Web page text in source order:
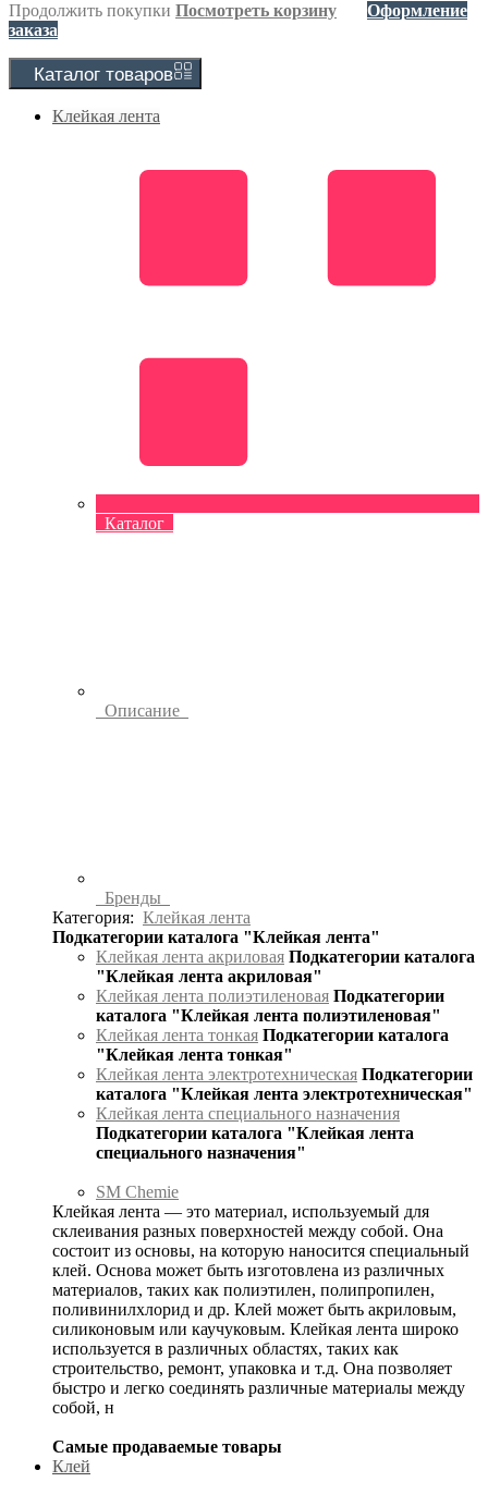
Продолжить покупки Посмотреть корзину
Оформление
заказа
Каталог товаров
Клейкая лента
Каталог
Описание
Бренды
Категория: Клейкая лента
Подкатегории каталога "Клейкая лента"
Клейкая лента акриловая Подкатегории каталога
"Клейкая лента акриловая"
Клейкая лента полиэтиленовая Подкатегории
каталога "Клейкая лента полиэтиленовая"
Клейкая лента тонкая Подкатегории каталога
"Клейкая лента тонкая"
Клейкая лента электротехническая Подкатегории
каталога "Клейкая лента электротехническая"
Клейкая лента специального назначения
Подкатегории каталога "Клейкая лента
специального назначения"
SM Chemie
Клейкая лента — это материал, используемый для
склеивания разных поверхностей между собой. Она
состоит из основы, на которую наносится специальный
клей. Основа может быть изготовлена из различных
материалов, таких как полиэтилен, полипропилен,
поливинилхлорид и др. Клей может быть акриловым,
силиконовым или каучуковым. Клейкая лента широко
используется в различных областях, таких как
строительство, ремонт, упаковка и т.д. Она позволяет
быстро и легко соединять различные материалы между
собой, н
Самые продаваемые товары
Клей